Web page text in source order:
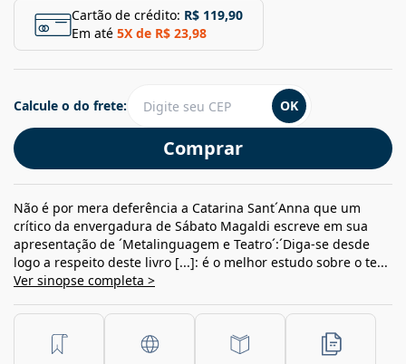
Cartão de crédito: R$ 119,90
Em até 5X de R$ 23,98
Comprar
Calcule o do frete: OK
Não é por mera deferência a Catarina Sant´Anna que um
crítico da envergadura de Sábato Magaldi escreve em sua
apresentação de ´Metalinguagem e Teatro´:´Diga-se desde
logo a respeito deste livro [...]: é o melhor estudo sobre o te...
Ver sinopse completa >